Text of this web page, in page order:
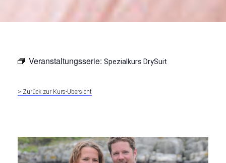
Veranstaltungsserie: Spezialkurs DrySuit
> Zurück zur Kurs-Übersicht